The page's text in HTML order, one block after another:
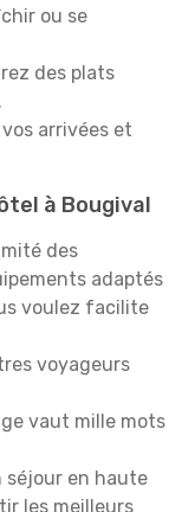
ou se
des plats
arrivées et
à Bougival
des
adaptés
voulez facilite
voyageurs
vaut mille mots
séjour en haute
les meilleurs